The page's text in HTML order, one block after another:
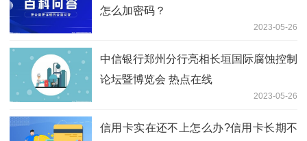
怎么加密码？
2023-05-26
中信银行郑州分行亮相长垣国际腐蚀控制
论坛暨博览会 热点在线
2023-05-26
信用卡实在还不上怎么办?信用卡长期不